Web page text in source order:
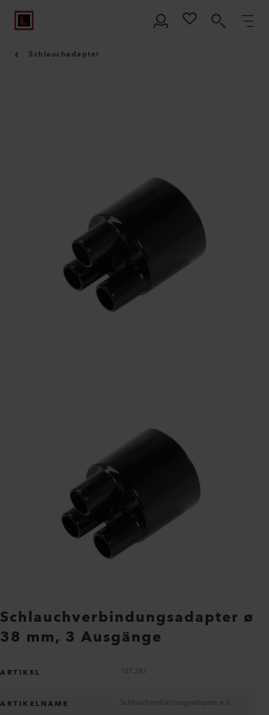
Schlauchadapter
Schlauchverbindungsadapter ø
38 mm, 3 Ausgänge
ARTIKEL 107.281
ARTIKELNAME